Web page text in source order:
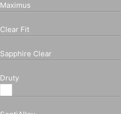
Maximus
Clear Fit
Sapphire Clear
Druty